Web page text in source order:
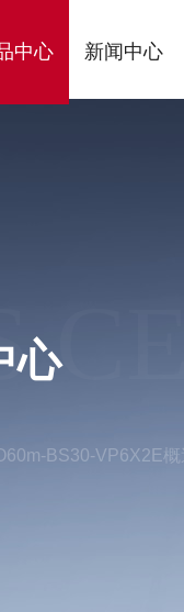
中心 新闻中心
心
BS30-VP6X2E